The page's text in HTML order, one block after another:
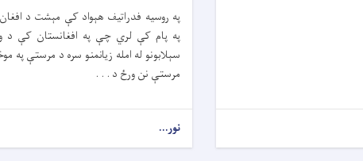
په روسیه فدراتیف هېواد کې مېشت د
په پام کې لري چې په افغانستان کې د
مرستې نن ورځ د . . .
نور...